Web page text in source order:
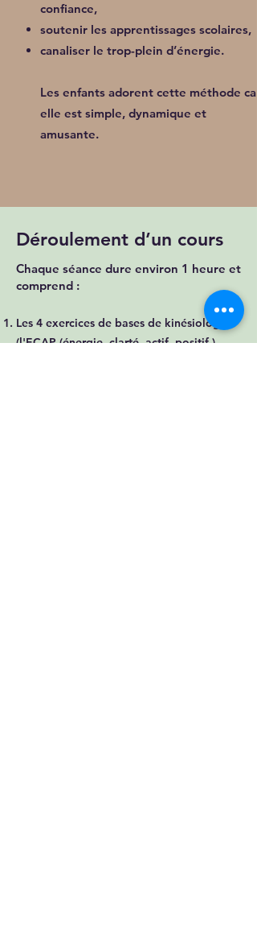
confiance,
soutenir les apprentissages scolaires,
canaliser le trop-plein d’énergie.
Les enfants adorent cette méthode car
elle est simple, dynamique et
amusante.
Déroulement d’un cours
Chaque séance dure environ 1 heure et
comprend :
Les 4 exercices de bases de kinésiologie
(l'ECAP (énergie, clarté, actif, positif )